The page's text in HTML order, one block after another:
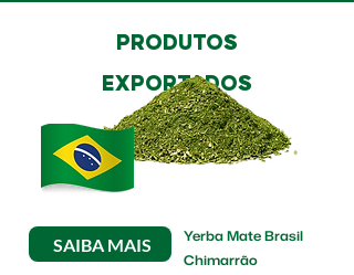
PRODUTOS
EXPORTADOS
Yerba Mate Brasil
Chimarrão
SAIBA MAIS